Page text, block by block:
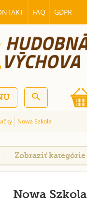
FAQ GDPR
Nowa Szkola
Zobraziť kategórie
Nowa Szkola